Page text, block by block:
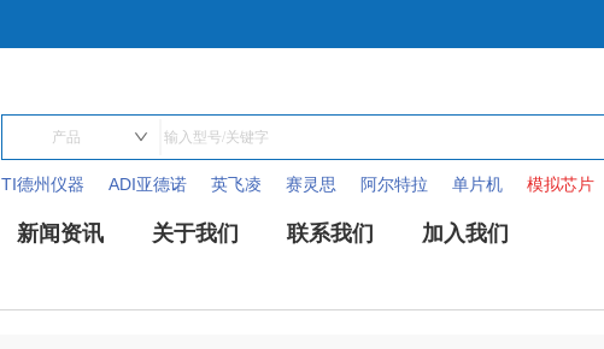
TI德州仪器 ADI亚德诺 英飞凌 赛灵思 阿尔特拉 单片机 模拟芯片
新闻资讯 关于我们 联系我们 加入我们